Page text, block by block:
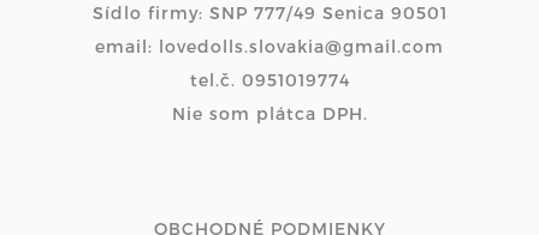
Sídlo firmy: SNP 777/49 Senica 90501
email: lovedolls.slovakia@gmail.com
tel.č. 0951019774
Nie som plátca DPH.
OBCHODNÉ PODMIENKY